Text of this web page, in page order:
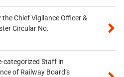
Chief Vigilance Officer &
Circular No.
categorized Staff in
of Railway Board’s